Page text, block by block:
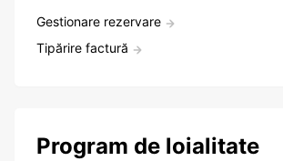
Gestionare rezervare
Tipărire factură
Program de loialitate